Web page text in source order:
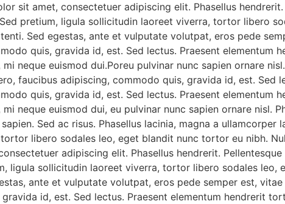
sit amet, consectetuer adipiscing elit. Phasellus
pretium, ligula sollicitudin laoreet viverra, tortor libero
Sed egestas, ante et vulputate volutpat, eros pede
quis, gravida id, est. Sed lectus. Praesent
neque euismod dui.Poreu pulvinar nunc sapien ornare
faucibus adipiscing, commodo quis, gravida id, est.
quis, gravida id, est. Sed lectus. Praesent
neque euismod dui, eu pulvinar nunc sapien ornare nisl.
Sed ac risus. Phasellus lacinia, magna a
libero sodales leo, eget blandit nunc tortor eu nibh.
adipiscing elit. Phasellus hendrerit.
ligula sollicitudin laoreet viverra, tortor libero sodales
ante et vulputate volutpat, eros pede semper est,
id, est. Sed lectus. Praesent elementum hendrerit